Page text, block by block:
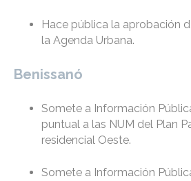
Hace pública la aprobación
la Agenda Urbana.
Benissanó
Somete a Información
puntual a las NUM del Plan
residencial Oeste.
Somete a Información